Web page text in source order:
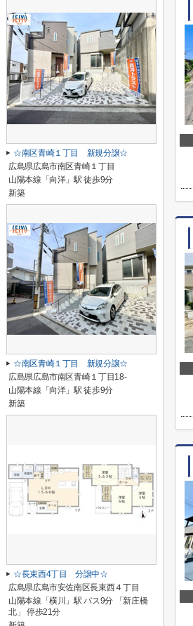
☆南区青崎１丁目 新規分譲☆
広島県広島市南区青崎１丁目
山陽本線「向洋」駅 徒歩9分
新築
☆南区青崎１丁目 新規分譲☆
広島県広島市南区青崎１丁目18-
山陽本線「向洋」駅 徒歩9分
新築
☆長束西4丁目 分譲中☆
広島県広島市安佐南区長束西４丁目
山陽本線「横川」駅 バス9分 「新庄橋
北」 停歩21分